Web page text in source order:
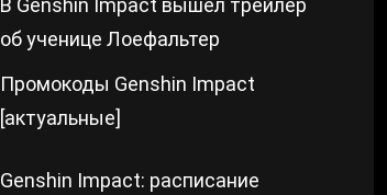
В Genshin Impact вышел трейлер
об ученице Лоефальтер
Промокоды Genshin Impact
[актуальные]
Genshin Impact: расписание